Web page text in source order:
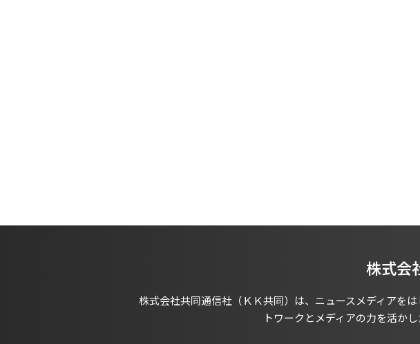
株式会
株式会社共同通信社（ＫＫ共同）は、ニュースメディアを
トワークとメディアの力を活か